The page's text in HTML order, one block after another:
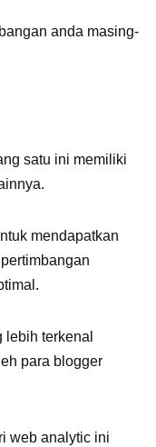
anda masing-
satu ini memiliki
mendapatkan
lebih terkenal
para blogger
web analytic ini